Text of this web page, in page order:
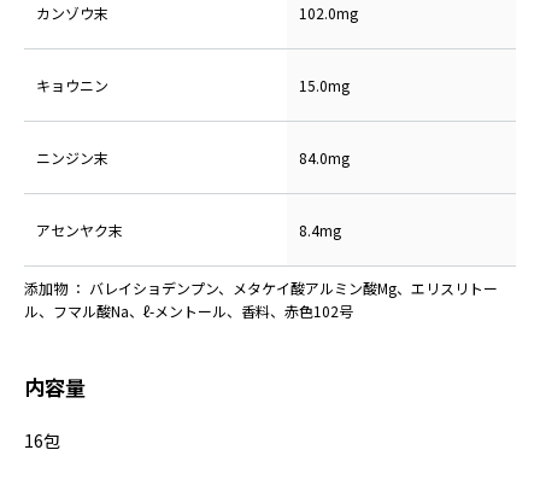
カンゾウ末 102.0mg
キョウニン 15.0mg
ニンジン末 84.0mg
アセンヤク末 8.4mg
添加物 ： バレイショデンプン、メタケイ酸アルミン酸Mg、エリスリトー
ル、フマル酸Na、ℓ-メントール、香料、赤色102号
内容量
16包